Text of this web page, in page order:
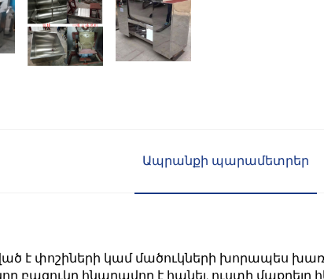
Ապրանքի պարամետրեր
է փոշիների կամ մածուկների խորապես
բազուկը հնարավոր է հանել, ուստի մաքրելը